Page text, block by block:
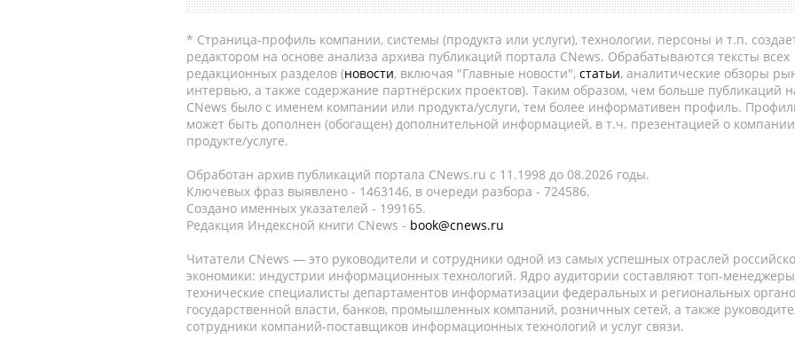
* Страница-профиль компании, системы (продукта или услуги), технологии, персоны и т.п.
редактором на основе анализа архива публикаций портала CNews. Обрабатываются тексты всех
редакционных разделов (новости, включая "Главные новости", статьи, аналитические обзоры
интервью, а также содержание партнёрских проектов). Таким образом, чем больше публикаций
CNews было с именем компании или продукта/услуги, тем более информативен профиль.
может быть дополнен (обогащен) дополнительной информацией, в т.ч. презентацией о
продукте/услуге.
Обработан архив публикаций портала CNews.ru c 11.1998 до 08.2026 годы.
Ключевых фраз выявлено - 1463146, в очереди разбора - 724586.
Создано именных указателей - 199165.
Редакция Индексной книги CNews - book@cnews.ru
Читатели CNews — это руководители и сотрудники одной из самых успешных отраслей
экономики: индустрии информационных технологий. Ядро аудитории составляют топ-
технические специалисты департаментов информатизации федеральных и региональных
государственной власти, банков, промышленных компаний, розничных сетей, а также
сотрудники компаний-поставщиков информационных технологий и услуг связи.